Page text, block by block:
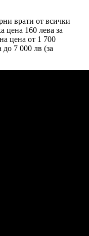
врати от всички
цена 160 лева за
цена от 1 700
до 7 000 лв (за